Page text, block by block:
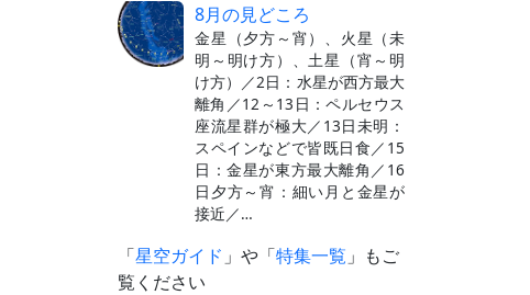
8月の見どころ
金星（夕方～宵）、火星（未
明～明け方）、土星（宵～明
け方）／2日：水星が西方最大
離角／12～13日：ペルセウス
座流星群が極大／13日未明：
スペインなどで皆既日食／15
日：金星が東方最大離角／16
日夕方～宵：細い月と金星が
接近／…
「星空ガイド 」や「特集一覧 」もご
覧ください